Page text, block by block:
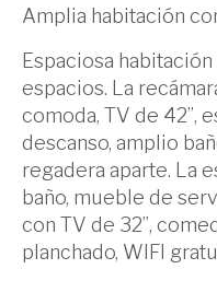
Amplia habitación
Espaciosa
espacios. La
comoda, TV de 42”,
descanso, amplio
regadera aparte. La
baño, mueble de
con TV de 32”,
planchado, WIFI